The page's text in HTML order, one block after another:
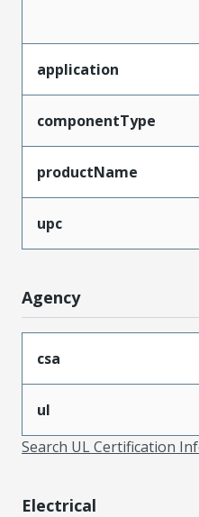
application
componentType
productName
upc
Agency
csa
ul
Search UL Certification
Electrical